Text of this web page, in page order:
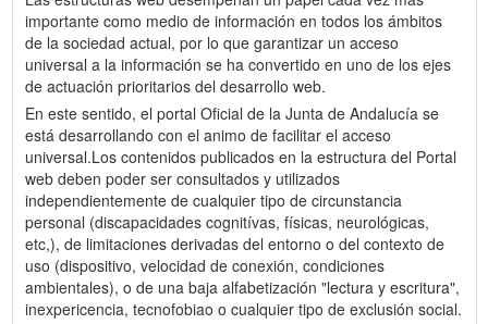
importante como medio de información en todos los ámbitos
de la sociedad actual, por lo que garantizar un acceso
universal a la información se ha convertido en uno de los ejes
de actuación prioritarios del desarrollo web.
En este sentido, el portal Oficial de la Junta de Andalucía se
está desarrollando con el animo de facilitar el acceso
universal.Los contenidos publicados en la estructura del Portal
web deben poder ser consultados y utilizados
independientemente de cualquier tipo de circunstancia
personal (discapacidades cognitívas, físicas, neurológicas,
etc,), de limitaciones derivadas del entorno o del contexto de
uso (dispositivo, velocidad de conexión, condiciones
ambientales), o de una baja alfabetización "lectura y escritura",
inexpericencia, tecnofobiao o cualquier tipo de exclusión social.